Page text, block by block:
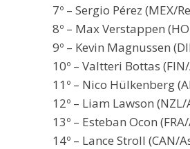
7º – Sergio Pérez (MEX/
8º – Max Verstappen
9º – Kevin Magnussen
10º – Valtteri Bottas
11º – Nico Hülkenberg
12º – Liam Lawson
13º – Esteban Ocon
14º – Lance Stroll